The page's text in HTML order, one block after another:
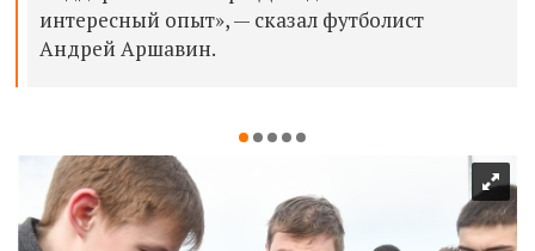
интересный опыт», — сказал футболист
Андрей Аршавин.